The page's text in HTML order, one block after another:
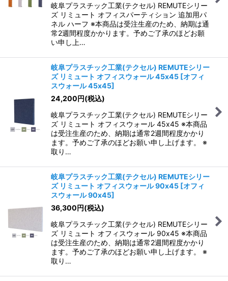
岐阜プラスチック工業(テクセル) REMUTEシリー
ズ リミュート オフィスパーティション 追加用パ
ネル ハーフ ※本商品は受注生産のため、納期は通
常2週間程度かかります。予めご了承のほどお願
い申し上…
岐阜プラスチック工業(テクセル) REMUTEシリー
ズ リミュート オフィスウォール 45x45 [オフィ
スウォール 45x45]
24,200円(税込)
岐阜プラスチック工業(テクセル) REMUTEシリー
ズ リミュート オフィスウォール 45x45 ※本商品
は受注生産のため、納期は通常2週間程度かかり
ます。予めご了承のほどお願い申し上げます。 ※
取り…
岐阜プラスチック工業(テクセル) REMUTEシリー
ズ リミュート オフィスウォール 90x45 [オフィ
スウォール 90x45]
36,300円(税込)
岐阜プラスチック工業(テクセル) REMUTEシリー
ズ リミュート オフィスウォール 90x45 ※本商品
は受注生産のため、納期は通常2週間程度かかり
ます。予めご了承のほどお願い申し上げます。 ※
取り…